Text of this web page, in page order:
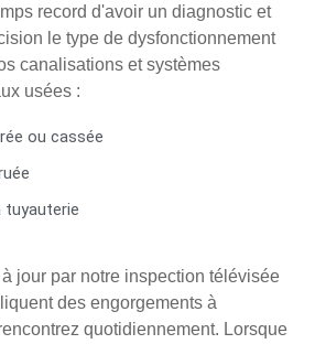
record d'avoir un diagnostic et
le type de dysfonctionnement
canalisations et systèmes
usées :
ou cassée
tuyauterie
jour par notre inspection télévisée
des engorgements à
quotidiennement. Lorsque